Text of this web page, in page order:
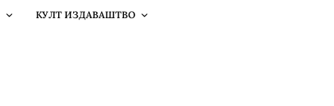
КУЛТ ИЗДАВАШТВО